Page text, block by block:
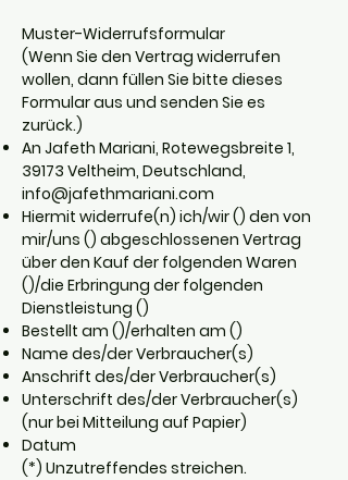
Muster-Widerrufsformular
(Wenn Sie den Vertrag widerrufen
wollen, dann füllen Sie bitte dieses
Formular aus und senden Sie es
zurück.)
An Jafeth Mariani, Rotewegsbreite 1,
39173 Veltheim, Deutschland,
info@jafethmariani.com
Hiermit widerrufe(n) ich/wir () den von
mir/uns () abgeschlossenen Vertrag
über den Kauf der folgenden Waren
()/die Erbringung der folgenden
Dienstleistung ()
Bestellt am ()/erhalten am ()
Name des/der Verbraucher(s)
Anschrift des/der Verbraucher(s)
Unterschrift des/der Verbraucher(s)
(nur bei Mitteilung auf Papier)
Datum
(*) Unzutreffendes streichen.